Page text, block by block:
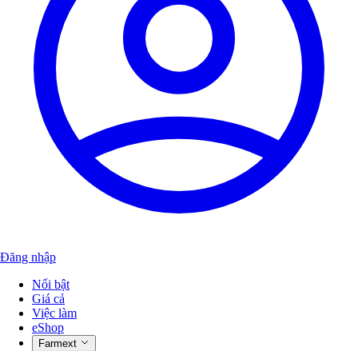
Đăng nhập
Nổi bật
Giá cả
Việc làm
eShop
Farmext